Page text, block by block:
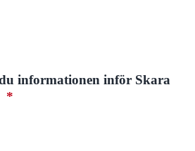
informationen inför Skara
*